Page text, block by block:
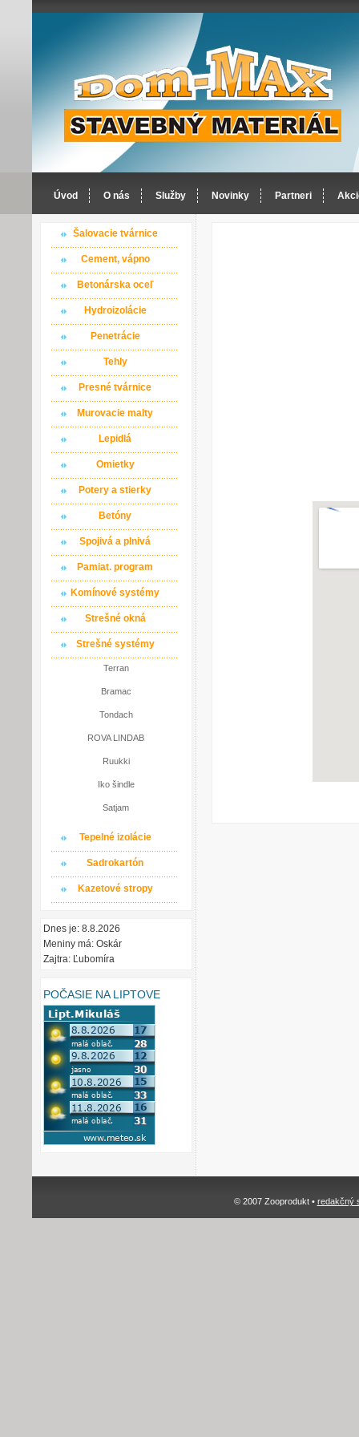
Úvod O nás Služby Novinky Partneri
Šalovacie tvárnice
Cement, vápno
Betonárska oceľ
Hydroizolácie
Penetrácie
Tehly
Presné tvárnice
Murovacie malty
Lepidlá
Omietky
Potery a stierky
Betóny
Spojivá a plnivá
Pamiat. program
Komínové systémy
Strešné okná
Strešné systémy
Terran
Bramac
Tondach
ROVA LINDAB
Ruukki
Iko šindle
Satjam
Tepelné izolácie
Sadrokartón
Kazetové stropy
Dnes je: 8.8.2026
Meniny má: Oskár
Zajtra: Ľubomíra
POČASIE NA LIPTOVE
© 2007 Zooprodukt • redakčný